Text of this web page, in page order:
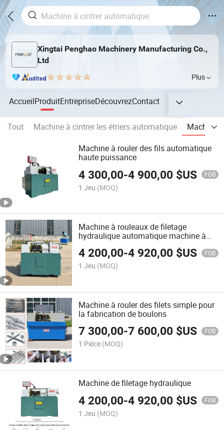
Xingtai Penghao Machinery Manufacturing Co.,
Ltd
Plus
AccueilProduitEntrepriseDécouvrezContact
Tout Machine à cintrer les étriers automatique
Machine
Machine à rouler des fils automatique
haute puissance
4 300,00-4 900,00 $US FOB
1 Jeu (MOQ)
Machine à rouleaux de filetage
hydraulique automatique machine à
filetage de barre d'accouplement
4 200,00-4 920,00 $US FOB
1 Jeu (MOQ)
Machine à rouler des filets simple pour
la fabrication de boulons
7 300,00-7 600,00 $US FOB
1 Pièce (MOQ)
Machine de filetage hydraulique
4 200,00-4 920,00 $US FOB
1 Jeu (MOQ)